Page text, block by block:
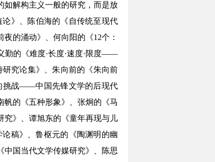
如解构主义一般的研究，而是放
》、陈伯海的《自传统至现代
的涌动》、何向阳的《12个：
勤的《难度·长度·速度·限度——
究论集》、朱向前的《朱向前
挑战——中国先锋文学的后现代
的《五种形象》、张炯的《马
究》、谭旭东的《童年再现与儿
稿》、鲁枢元的《陶渊明的幽
中国当代文学传媒研究》、陈思